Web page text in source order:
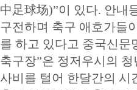
中足球场)”이 있다. 안내
구전하며 축구 애호가들
를 하고 있다고 중국신문
축구장”은 정저우시의
사비를 털어 한달간의 시